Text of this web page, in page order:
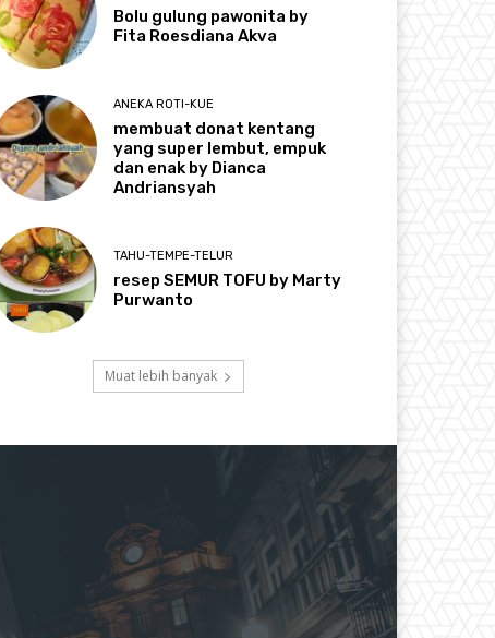
Bolu gulung pawonita by
Fita Roesdiana Akva
ANEKA ROTI-KUE
membuat donat kentang
yang super lembut, empuk
dan enak by Dianca
Andriansyah
TAHU-TEMPE-TELUR
resep SEMUR TOFU by Marty
Purwanto
Muat lebih banyak